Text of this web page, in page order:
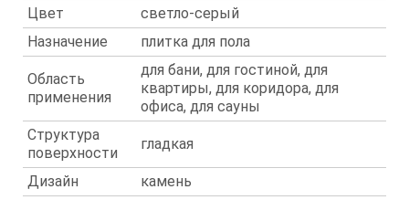
Цвет
светло-серый
Назначение
плитка для пола
Область
применения
для бани, для гостиной, для
квартиры, для коридора, для
офиса, для сауны
Структура
поверхности
гладкая
Дизайн
камень